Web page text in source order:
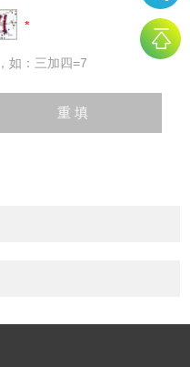
如：三加四=7